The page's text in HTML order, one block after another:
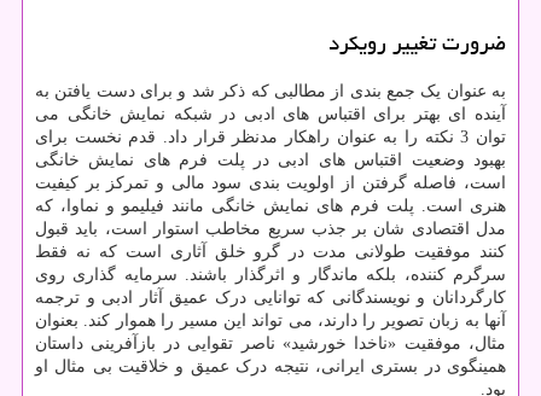
ضرورت تغییر رویکرد
به عنوان یک جمع بندی از مطالبی که ذکر شد و برای دست یافتن به
آینده ای بهتر برای اقتباس های ادبی در شبکه نمایش خانگی می
توان 3 نکته را به عنوان راهکار مدنظر قرار داد. قدم نخست برای
بهبود وضعیت اقتباس های ادبی در پلت فرم های نمایش خانگی
است، فاصله گرفتن از اولویت بندی سود مالی و تمرکز بر کیفیت
هنری است. پلت فرم های نمایش خانگی مانند فیلیمو و نماوا، که
مدل اقتصادی شان بر جذب سریع مخاطب استوار است، باید قبول
کنند موفقیت طولانی مدت در گرو خلق آثاری است که نه فقط
سرگرم کننده، بلکه ماندگار و اثرگذار باشند. سرمایه گذاری روی
کارگردانان و نویسندگانی که توانایی درک عمیق آثار ادبی و ترجمه
آنها به زبان تصویر را دارند، می تواند این مسیر را هموار کند. بعنوان
مثال، موفقیت «ناخدا خورشید» ناصر تقوایی در بازآفرینی داستان
همینگوی در بستری ایرانی، نتیجه درک عمیق و خلاقیت بی مثال او
بود.